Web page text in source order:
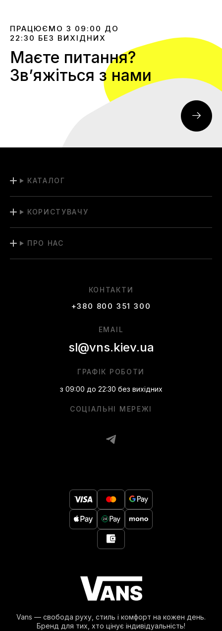
ПРАЦЮЄМО З 09:00 ДО
22:30 БЕЗ ВИХІДНИХ
Маєте питання?
Звʼяжіться з нами
Vans — свобода руху, стиль і комфорт на кожен день.
Бренд для тих, хто цінує індивідуальність!
КАТАЛОГ
КОРИСТУВАЧУ
ПРО НАС
КОНТАКТИ
+380 800 351 300
СОЦІАЛЬНІ МЕРЕЖІ
ГРАФІК РОБОТИ
з 09:00 до 22:30 без вихідних
EMAIL
sl@vns.kiev.ua